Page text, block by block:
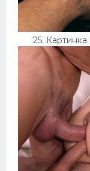
25.